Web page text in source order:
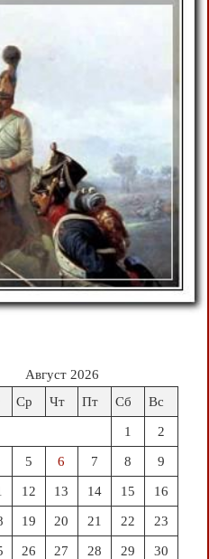
Август 2026
Ср Чт Пт Сб Вс
1 2
5 6 7 8 9
12 13 14 15 16
19 20 21 22 23
26 27 28 29 30